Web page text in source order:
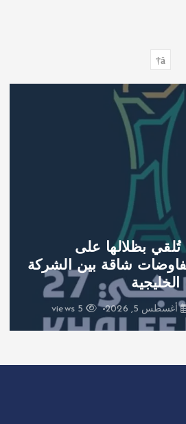
بظلالها على
27».. مفاوضات شاقة بين الشركة
الخليجية
أغسطس 5, 2026 5 views